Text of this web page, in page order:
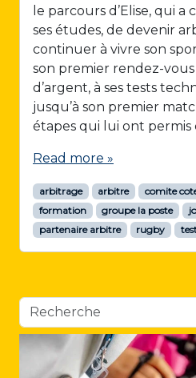
le parcours d’Elise, qui a
ses études, de devenir
continuer à vivre son
son premier rendez-
d’argent, à ses tests
jusqu’à son premier
étapes qui lui ont permis
Read more »
arbitrage arbitre comite
formation
groupe la poste
partenaire arbitre
rugby